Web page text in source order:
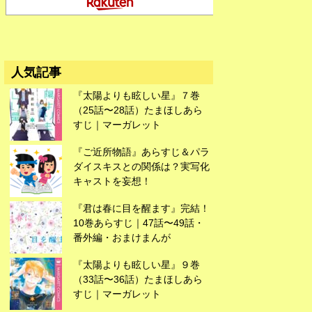
広告
人気記事
『太陽よりも眩しい星』７巻
（25話〜28話）たまほしあら
すじ｜マーガレット
『ご近所物語』あらすじ＆パラ
ダイスキスとの関係は？実写化
キャストを妄想！
『君は春に目を醒ます』完結！
10巻あらすじ｜47話〜49話・
番外編・おまけまんが
『太陽よりも眩しい星』９巻
（33話〜36話）たまほしあら
すじ｜マーガレット